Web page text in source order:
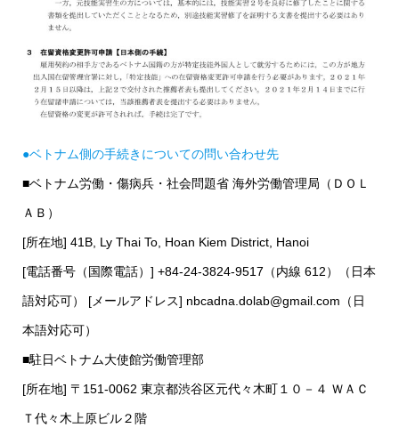
●ベトナム側の手続きについての問い合わせ先
■ベトナム労働・傷病兵・社会問題省 海外労働管理局（ＤＯＬ
ＡＢ）
[所在地] 41B, Ly Thai To, Hoan Kiem District, Hanoi
[電話番号（国際電話）] +84-24-3824-9517（内線 612）（日本
語対応可） [メールアドレス] nbcadna.dolab@gmail.com（日
本語対応可）
■駐日ベトナム大使館労働管理部
[所在地] 〒151-0062 東京都渋谷区元代々木町１０－４ ＷＡＣ
Ｔ代々木上原ビル２階